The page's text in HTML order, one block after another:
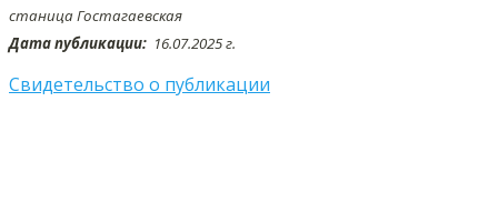
станица Гостагаевская
Дата публикации: 16.07.2025 г.
Свидетельство о публикации